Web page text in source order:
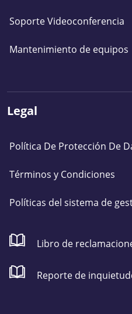
Soporte Videoconferencia
Mantenimiento de equipos
Legal
Política De Protección De
Términos y Condiciones
Políticas del sistema de
Libro de
Reporte de